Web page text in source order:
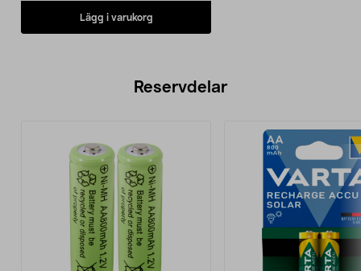
Lägg i varukorg
Reservdelar